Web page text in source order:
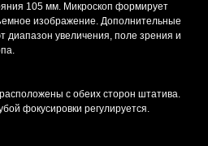
105 мм. Микроскоп формирует
изображение. Дополнительные
диапазон увеличения, поле зрения и
с обеих сторон штатива.
фокусировки регулируется.